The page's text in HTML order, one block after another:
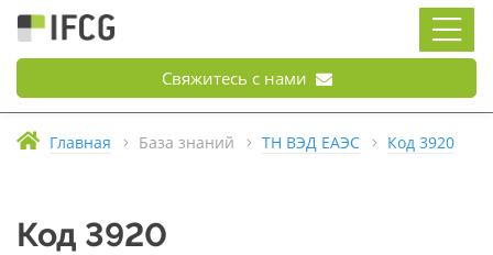
Свяжитесь с нами
Главная База знаний ТН ВЭД ЕАЭС Код 3920
Код 3920